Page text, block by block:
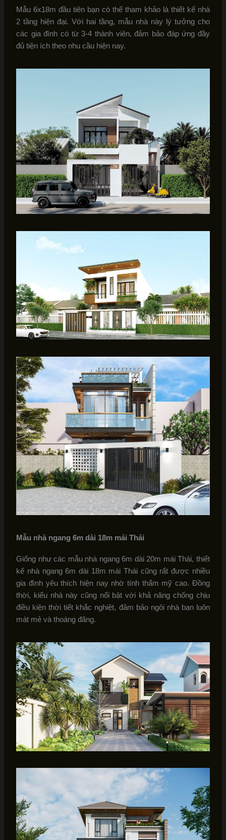
Mẫu 6x18m đầu tiên bạn có thể tham khảo là thiết kế nhà
2 tầng hiện đại. Với hai tầng, mẫu nhà này lý tưởng cho
các gia đình có từ 3-4 thành viên, đảm bảo đáp ứng đầy
đủ tiện ích theo nhu cầu hiện nay.
Mẫu nhà ngang 6m dài 18m mái Thái
Giống như các mẫu nhà ngang 6m dài 20m mái Thái, thiết
kế nhà ngang 6m dài 18m mái Thái cũng rất được nhiều
gia đình yêu thích hiện nay nhờ tính thẩm mỹ cao. Đồng
thời, kiểu nhà này cũng nổi bật với khả năng chống chịu
điều kiện thời tiết khắc nghiệt, đảm bảo ngôi nhà bạn luôn
mát mẻ và thoáng đãng.